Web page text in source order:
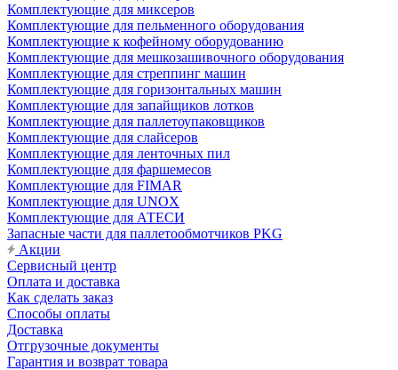
Комплектующие для миксеров
Комплектующие для пельменного оборудования
Комплектующие к кофейному оборудованию
Комплектующие для мешкозашивочного оборудования
Комплектующие для стреппинг машин
Комплектующие для горизонтальных машин
Комплектующие для запайщиков лотков
Комплектующие для паллетоупаковщиков
Комплектующие для слайсеров
Комплектующие для ленточных пил
Комплектующие для фаршемесов
Комплектующие для FIMAR
Комплектующие для UNOX
Комплектующие для АТЕСИ
Запасные части для паллетообмотчиков PKG
Акции
Сервисный центр
Оплата и доставка
Как сделать заказ
Способы оплаты
Доставка
Отгрузочные документы
Гарантия и возврат товара